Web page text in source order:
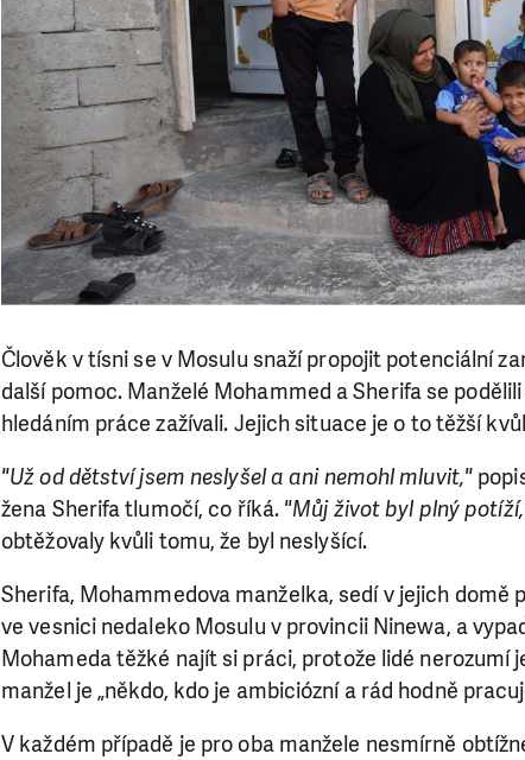
Člověk v tísni se v Mosulu snaží propojit potenciální
další pomoc. Manželé Mohammed a Sherifa se
hledáním práce zažívali. Jejich situace je o to těžší
"Už od dětství jsem neslyšel a ani nemohl mluvit,"
žena Sherifa tlumočí, co říká. "Můj život byl plný
obtěžovaly kvůli tomu, že byl neslyšící.
Sherifa, Mohammedova manželka, sedí v jejich
ve vesnici nedaleko Mosulu v provincii Ninewa, a
Mohameda těžké najít si práci, protože lidé nerozumí
manžel je „někdo, kdo je ambiciózní a rád hodně
V každém případě je pro oba manžele nesmírně